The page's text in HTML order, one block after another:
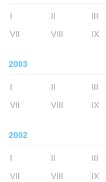
I II III
VII
VIII IX
2003
I II III
VII
VIII IX
2002
I II III
VII
VIII IX